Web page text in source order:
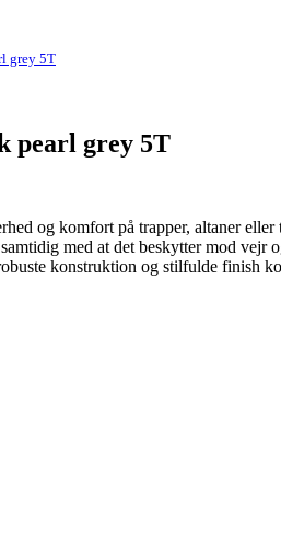
grey 5T
pearl grey 5T
og komfort på trapper, altaner eller
med at det beskytter mod vejr
konstruktion og stilfulde finish